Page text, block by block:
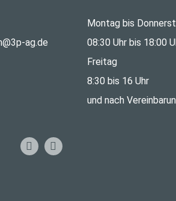
ag.de
Montag bis
08:30 Uhr bis 18:00
Freitag
8:30 bis 16 Uhr
und nach